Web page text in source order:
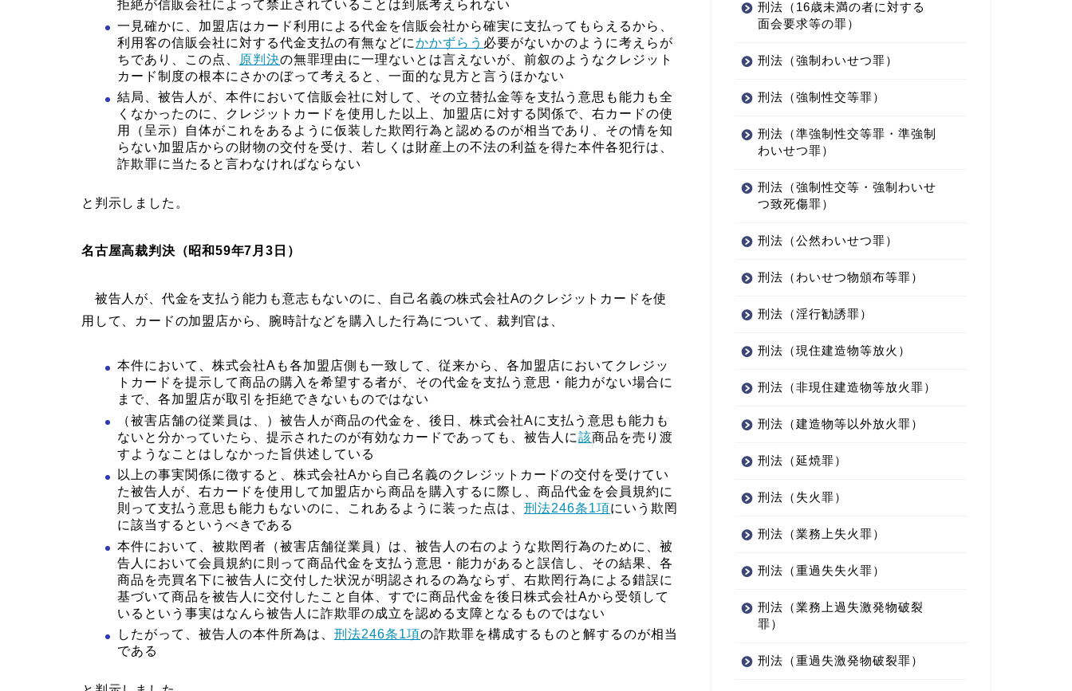
拒絶が信販会社によって禁止されていることは到底考えられない
一見確かに、加盟店はカード利用による代金を信販会社から確実に支払ってもらえるから、
利用客の信販会社に対する代金支払の有無などにかかずらう 必要がないかのように考えらが
ちであり、この点、
原判決の無罪理由に一理ないとは言えないが、前叙のようなクレジット
カード制度の根本にさかのぼって考えると、一面的な見方と言うほかない
結局、被告人が、本件において信販会社に対して、その立替払金等を支払う意思も能力も全
くなかったのに、クレジットカードを使用した以上、加盟店に対する関係で、右カードの使
用（呈示）自体がこれをあるように仮装した欺罔行為と認めるのが相当であり、その情を知
らない加盟店からの財物の交付を受け、若しくは財産上の不法の利益を得た本件各犯行は、
詐欺罪に当たると言わなければならない
と判示しました。
名古屋高裁判決（昭和59年7月3日）
被告人が、代金を支払う能力も意志もないのに、自己名義の株式会社Aのクレジットカードを使
用して、カードの加盟店から、腕時計などを購入した行為について、裁判官は、
本件において、株式会社Aも各加盟店側も一致して、従来から、各加盟店においてクレジッ
トカードを提示して商品の購入を希望する者が、その代金を支払う意思・能力がない場合に
まで、各加盟店が取引を拒絶できないものではない
（被害店舗の従業員は、）被告人が商品の代金を、後日、株式会社Aに支払う意思も能力も
ないと分かっていたら、提示されたのが有効なカードであっても、被告人に該商品を売り渡
すようなことはしなかった旨供述している
以上の事実関係に徴すると、株式会社Aから自己名義のクレジットカードの交付を受けてい
た被告人が、右カードを使用して加盟店から商品を購入するに際し、商品代金を会員規約に
則って支払う意思も能力もないのに、これあるように装った点は、 刑法246条1項にいう欺罔
に該当するというべきである
本件において、被欺罔者（被害店舗従業員）は、被告人の右のような欺罔行為のために、被
告人において会員規約に則って商品代金を支払う意思・能力があると誤信し、その結果、各
商品を売買名下に被告人に交付した状況が明認されるの為ならず、右欺罔行為による錯誤に
基づいて商品を被告人に交付したこと自体、すでに商品代金を後日株式会社Aから受領して
いるという事実はなんら被告人に詐欺罪の成立を認める支障となるものではない
したがって、被告人の本件所為は、 刑法246条1項の詐欺罪を構成するものと解するのが相当
である
刑法（16歳未満の者に対する
面会要求等の罪）
刑法（強制わいせつ罪）
刑法（強制性交等罪）
刑法（準強制性交等罪・準強制
わいせつ罪）
刑法（強制性交等・強制わいせ
つ致死傷罪）
刑法（公然わいせつ罪）
刑法（わいせつ物頒布等罪）
刑法（淫行勧誘罪）
刑法（現住建造物等放火）
刑法（非現住建造物等放火罪）
刑法（建造物等以外放火罪）
刑法（延焼罪）
刑法（失火罪）
刑法（業務上失火罪）
刑法（重過失失火罪）
刑法（業務上過失激発物破裂
罪）
刑法（重過失激発物破裂罪）